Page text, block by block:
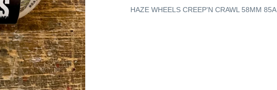
HAZE WHEELS CREEP'N CRAWL 58MM 85A